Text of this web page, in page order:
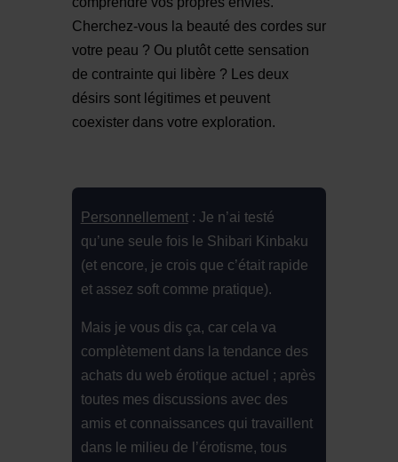
Cherchez-vous la beauté des cordes sur
votre peau ? Ou plutôt cette sensation
de contrainte qui libère ? Les deux
désirs sont légitimes et peuvent
coexister dans votre exploration.
Personnellement: Je n’ai testé
qu’une seule fois le Shibari Kinbaku
(et encore, je crois que c’était rapide
et assez soft comme pratique).
Mais je vous dis ça, car cela va
complètement dans la tendance des
achats du web érotique actuel ; après
toutes mes discussions avec des
amis et connaissances qui travaillent
dans le milieu de l’érotisme, tous